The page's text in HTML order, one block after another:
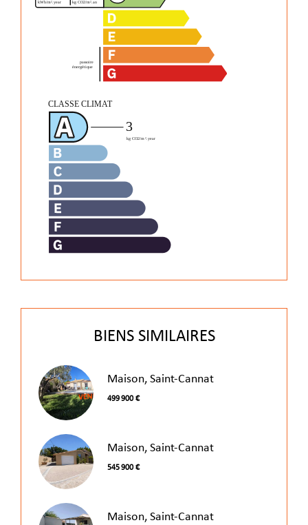
BIENS SIMILAIRES
Maison, Saint-Cannat
499 900 €
Maison, Saint-Cannat
545 900 €
Maison, Saint-Cannat